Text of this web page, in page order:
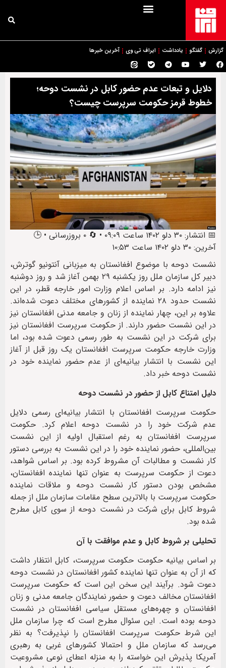
گزارش گفتگو یادداشت ایراف تی وی آخرین خبرها
دلایل و تبعات عدم حضور کابل در نشست دوحه؛
خطوط قرمز حکومت سرپرست چیست؟
📅 انتشار: ۳۰ دلو ۱۴۰۲ ساعت ۰۹:۰۹ • 🔄 ۰ بروزرسانی • 🕒
آخرین: ۳۰ دلو ۱۴۰۲ ساعت ۱۰:۵۳
نشست دوحه با موضوع افغانستان به میزبانی آنتونیو گوترش،
دبیر کل سازمان ‌ملل روز یکشنبه ۲۹ بهمن آغاز شد و روز دوشنبه
نیز ادامه دارد. بر اساس اعلام وزارت امور ‌خارجه قطر، در این
نشست حدود ۲۸ نماینده از کشورهای مختلف دعوت شده‌اند.
علاوه بر این، چهار نماینده از زنان و جامعه مدنی افغانستان نیز
در این نشست حضور دارند. از حکومت سرپرست افغانستان نیز
برای شرکت در این نشست به طور رسمی دعوت شده بود، اما
وزارت خارجه حکومت سرپرست افغانستان یک روز قبل از آغاز
این نشست با انتشار بیانیه‌ای از عدم حضور نماینده خود در
نشست دوحه خبر داد.
دلیل امتناع کابل از حضور در نشست دوحه
حکومت سرپرست افغانستان با انتشار بیانیه‌ای رسمی دلایل
عدم شرکت خود را در نشست دوحه اعلام کرد. حکومت
سرپرست افغانستان به رغم استقبال اولیه از این نشست
بین‌المللی، حضور نماینده خود را در این نشست به بررسی‌ دستور
کار نشست و مطالبات آن مشروط کرده بود. بر اساس شواهد،
دعوت از حکومت سرپرست به عنوان تنها نماینده افغانستان،
مشخص بودن دستور کار نشست دوحه و ملاقات نماینده
حکومت سرپرست با بالاترین سطح مقامات سازمان ‌ملل از جمله
شروط کابل برای شرکت در نشست دوحه از سوی کابل مطرح
شده بود.
تحلیلی بر شروط کابل و عدم موافقت با آن
بر اساس بیانیه‌ حکومت حکومت سرپرست، کابل انتظار داشت
که از آن به عنوان تنها نماینده کشور افغانستان در نشست دوحه
دعوت شود. برآیند این سخن این است که حکومت سرپرست
افغانستان مخالف دعوت و حضور نمایندگان جامعه مدنی و زنان
افغانستان و چهره‌های مستقل سیاسی افغانستان در نشست
دوحه بوده است. این سئوال مطرح است که چرا سازمان‌ ملل
این شرط حکومت سرپرست افغانستان را نپذیرفت؟ به نظر
می‌رسد که سازمان ‌ملل و احتمالا کشورهای غربی به رهبری
آمریکا پذیرش این خواسته را به منزله اعطای نوعی مشروعیت